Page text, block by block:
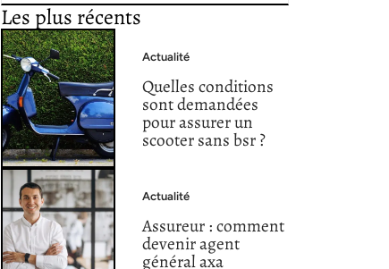
Les plus récents
Actualité
Quelles conditions
sont demandées
pour assurer un
scooter sans bsr ?
Actualité
Assureur : comment
devenir agent
général axa